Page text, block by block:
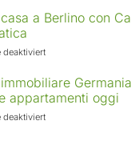
in
Europa:
in
crescita
rendimenti
a Berlino con
deaktiviertfür
casa
a
Berlino
con
appartamenti oggi
deaktiviertfür